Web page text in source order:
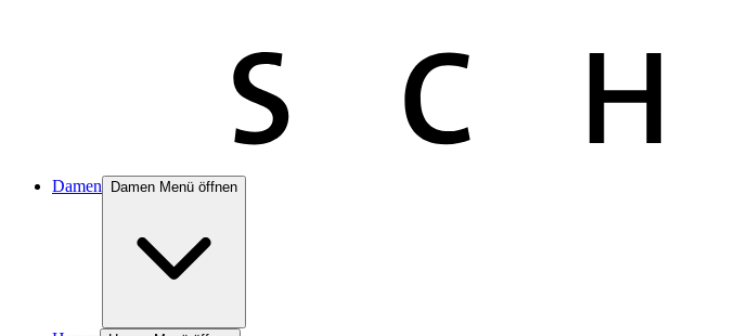
Damen Damen Menü öffnen